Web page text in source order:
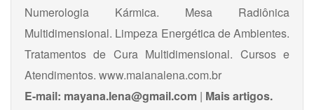
Numerologia Kármica. Mesa Radiônica
Multidimensional. Limpeza Energética de Ambientes.
Tratamentos de Cura Multidimensional. Cursos e
Atendimentos. www.maianalena.com.br
E-mail: mayana.lena@gmail.com | Mais artigos.